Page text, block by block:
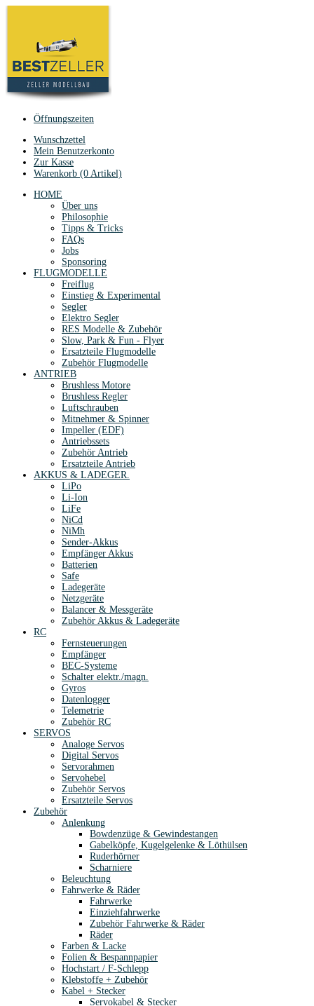
Öffnungszeiten
Wunschzettel
Mein Benutzerkonto
Zur Kasse
Warenkorb (0 Artikel)
HOME
Über uns
Philosophie
Tipps & Tricks
FAQs
Jobs
Sponsoring
FLUGMODELLE
Freiflug
Einstieg & Experimental
Segler
Elektro Segler
RES Modelle & Zubehör
Slow, Park & Fun - Flyer
Ersatzteile Flugmodelle
Zubehör Flugmodelle
ANTRIEB
Brushless Motore
Brushless Regler
Luftschrauben
Mitnehmer & Spinner
Impeller (EDF)
Antriebssets
Zubehör Antrieb
Ersatzteile Antrieb
AKKUS & LADEGER.
LiPo
Li-Ion
LiFe
NiCd
NiMh
Sender-Akkus
Empfänger Akkus
Batterien
Safe
Ladegeräte
Netzgeräte
Balancer & Messgeräte
Zubehör Akkus & Ladegeräte
RC
Fernsteuerungen
Empfänger
BEC-Systeme
Schalter elektr./magn.
Gyros
Datenlogger
Telemetrie
Zubehör RC
SERVOS
Analoge Servos
Digital Servos
Servorahmen
Servohebel
Zubehör Servos
Ersatzteile Servos
Zubehör
Anlenkung
Bowdenzüge & Gewindestangen
Gabelköpfe, Kugelgelenke & Löthülsen
Ruderhörner
Scharniere
Beleuchtung
Fahrwerke & Räder
Fahrwerke
Einziehfahrwerke
Zubehör Fahrwerke & Räder
Räder
Farben & Lacke
Folien & Bespannpapier
Hochstart / F-Schlepp
Klebstoffe + Zubehör
Kabel + Stecker
Servokabel & Stecker